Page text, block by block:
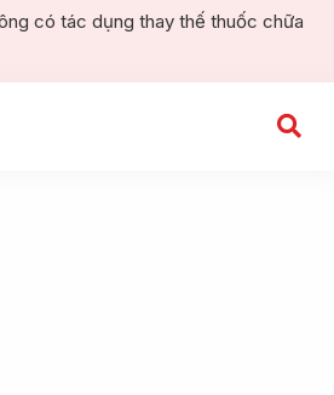
có tác dụng thay thế thuốc chữa